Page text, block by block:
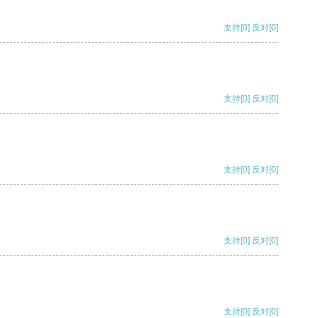
支持[0] 反对[0]
支持[0] 反对[0]
支持[0] 反对[0]
支持[0] 反对[0]
支持[0] 反对[0]